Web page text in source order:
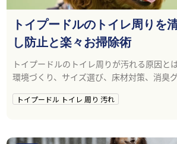
トイプードルのトイレ周りを
し防止と楽々お掃除術
トイプードルのトイレ周りが汚れる原因と
環境づくり、サイズ選び、床材対策、消臭
トイプードル トイレ 周り 汚れ